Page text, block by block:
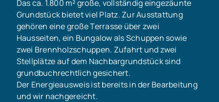
Das ca. 1.800 m² große, vollständig eingezäunte
Grundstück bietet viel Platz. Zur Ausstattung
gehören eine große Terrasse über zwei
Hausseiten, ein Bungalow als Schuppen sowie
zwei Brennholzschuppen. Zufahrt und zwei
Stellplätze auf dem Nachbargrundstück sind
grundbuchrechtlich gesichert.
Der Energieausweis ist bereits in der Bearbeitung
und wir nachgereicht.